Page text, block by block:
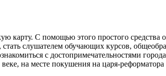
карту. С помощью этого простого средства
слушателем обучающих курсов,
с достопримечательностями
на месте покушения на царя-реформатора